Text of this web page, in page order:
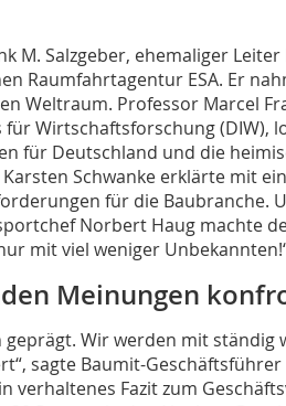
M. Salzgeber, ehemaliger
Raumfahrtagentur ESA. Er
Weltraum. Professor Marcel
Wirtschaftsforschung (DIW),
für Deutschland und die
Schwanke erklärte mit
für die Baubranche.
Norbert Haug machte
mit viel weniger
Meinungen
Wir werden mit ständig
sagte Baumit-Geschäftsführer
verhaltenes Fazit zum